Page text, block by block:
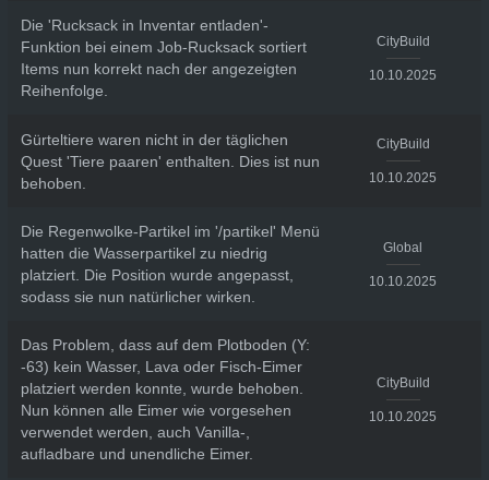
Die 'Rucksack in Inventar entladen'-
Funktion bei einem Job-Rucksack sortiert
Items nun korrekt nach der angezeigten
Reihenfolge.
CityBuild
10.10.2025
Gürteltiere waren nicht in der täglichen
Quest 'Tiere paaren' enthalten. Dies ist nun
behoben.
CityBuild
10.10.2025
Die Regenwolke-Partikel im '/partikel' Menü
hatten die Wasserpartikel zu niedrig
platziert. Die Position wurde angepasst,
sodass sie nun natürlicher wirken.
Global
10.10.2025
Das Problem, dass auf dem Plotboden (Y:
-63) kein Wasser, Lava oder Fisch-Eimer
platziert werden konnte, wurde behoben.
Nun können alle Eimer wie vorgesehen
verwendet werden, auch Vanilla-,
aufladbare und unendliche Eimer.
CityBuild
10.10.2025